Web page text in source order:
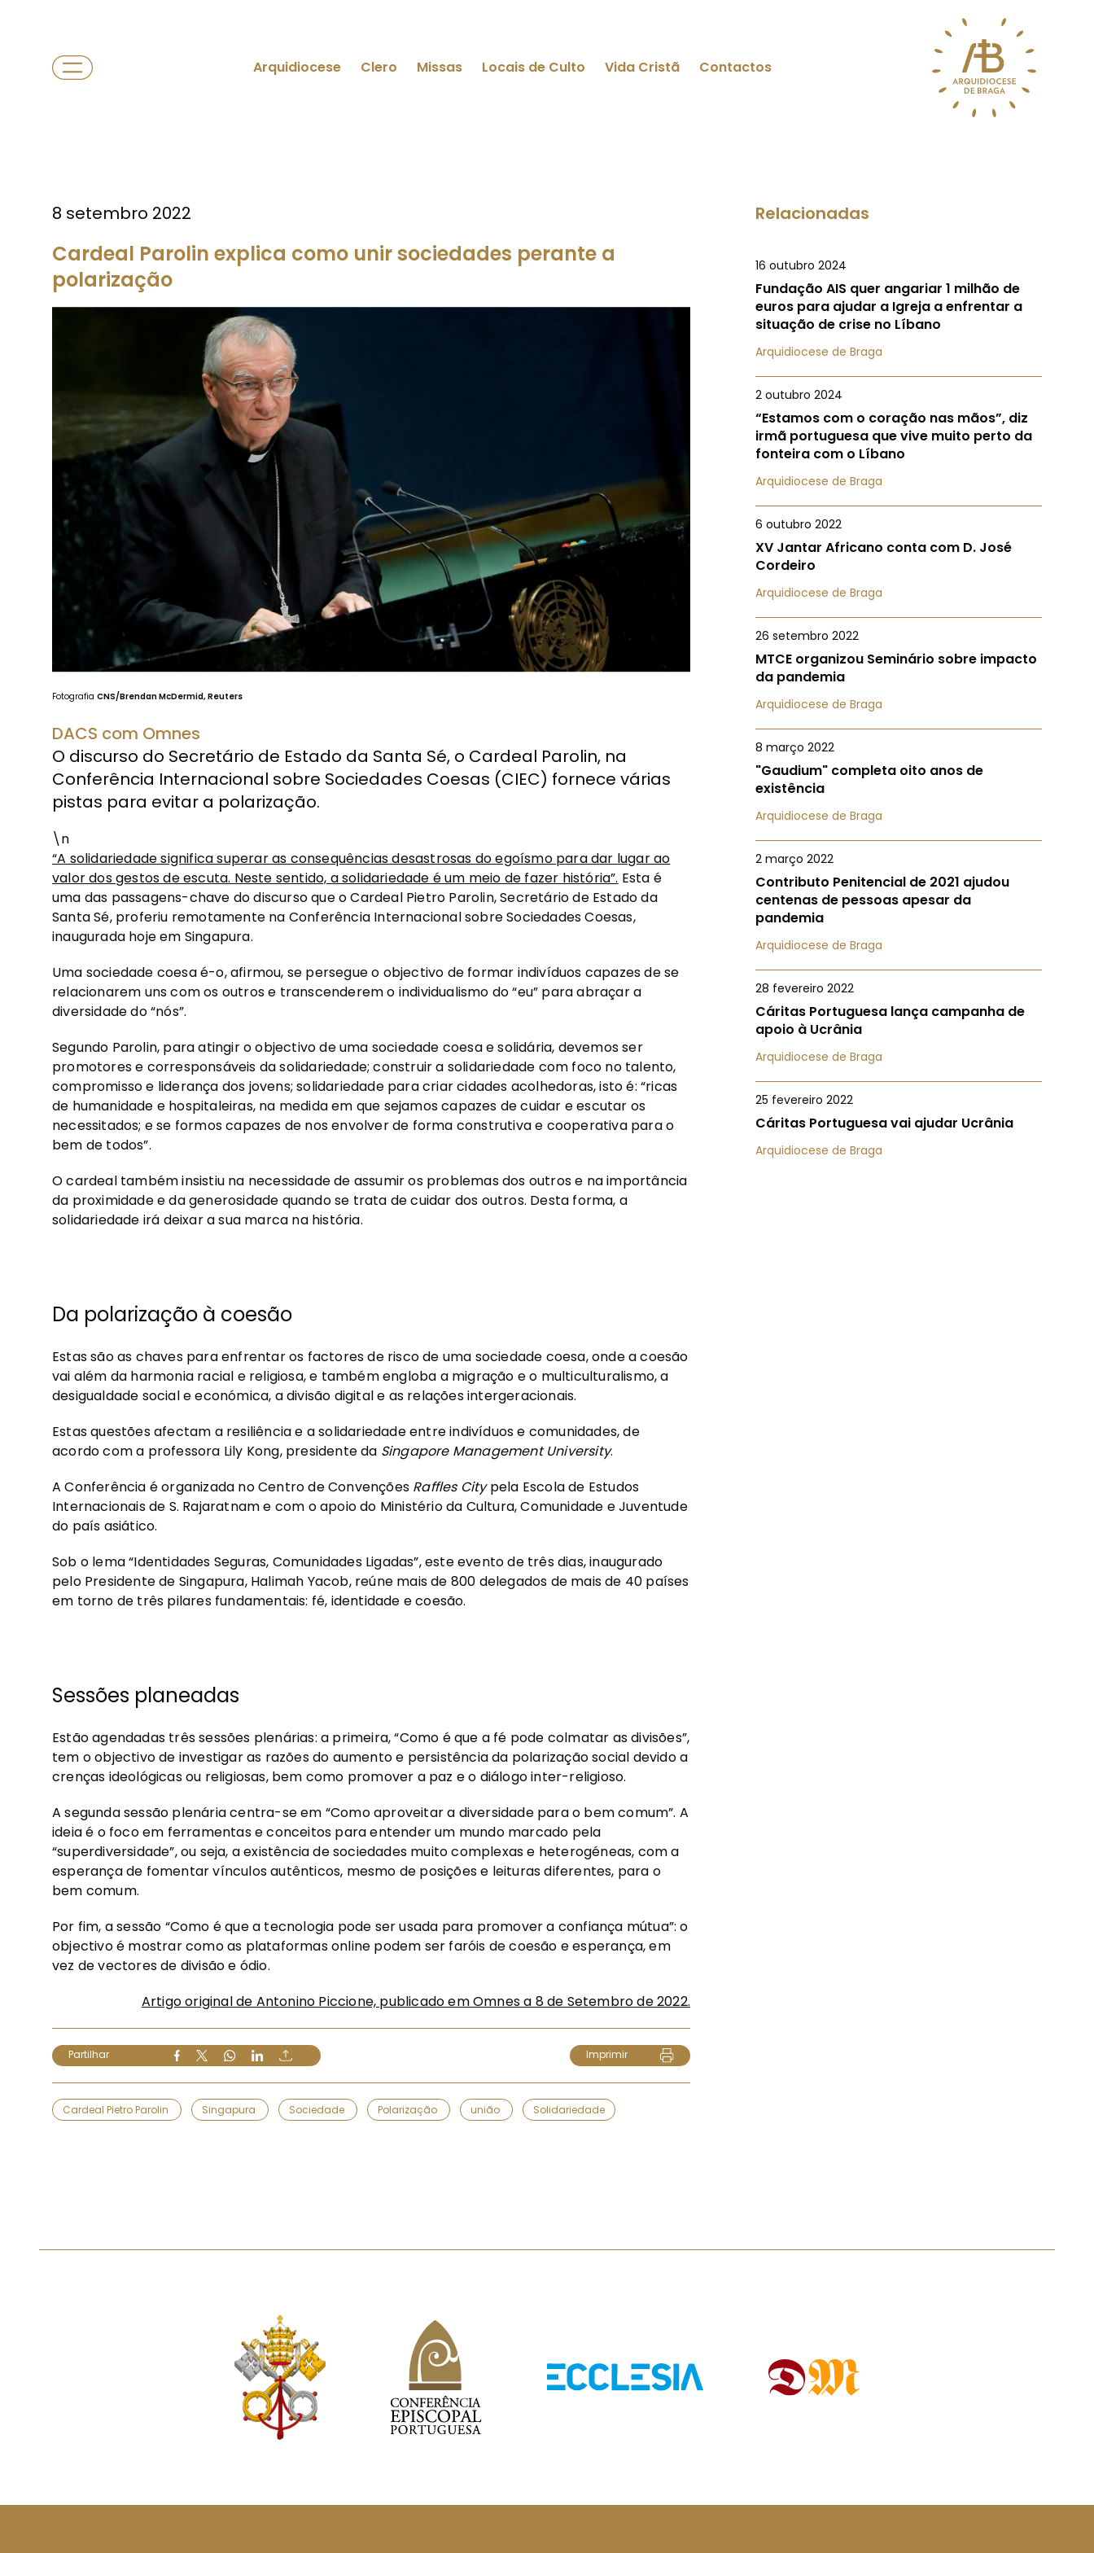
Arquidiocese Clero Missas Locais de Culto Vida Cristã Contactos
8 setembro 2022
Cardeal Parolin explica como unir sociedades perante a
polarização
Fotografia CNS/Brendan McDermid, Reuters
DACS com Omnes
O discurso do Secretário de Estado da Santa Sé, o Cardeal Parolin, na
Conferência Internacional sobre Sociedades Coesas (CIEC) fornece várias
pistas para evitar a polarização.
\n
“A solidariedade significa superar as consequências desastrosas do egoísmo para dar lugar ao
valor dos gestos de escuta. Neste sentido, a solidariedade é um meio de fazer história”. Esta é
uma das passagens-chave do discurso que o Cardeal Pietro Parolin, Secretário de Estado da
Santa Sé, proferiu remotamente na Conferência Internacional sobre Sociedades Coesas,
inaugurada hoje em Singapura.
Uma sociedade coesa é-o, afirmou, se persegue o objectivo de formar indivíduos capazes de se
relacionarem uns com os outros e transcenderem o individualismo do “eu” para abraçar a
diversidade do “nós”.
Segundo Parolin, para atingir o objectivo de uma sociedade coesa e solidária, devemos ser
promotores e corresponsáveis ​​da solidariedade; construir a solidariedade com foco no talento,
compromisso e liderança dos jovens; solidariedade para criar cidades acolhedoras, isto é: “ricas
de humanidade e hospitaleiras, na medida em que sejamos capazes de cuidar e escutar os
necessitados; e se formos capazes de nos envolver de forma construtiva e cooperativa para o
bem de todos”.
O cardeal também insistiu na necessidade de assumir os problemas dos outros e na importância
da proximidade e da generosidade quando se trata de cuidar dos outros. Desta forma, a
solidariedade irá deixar a sua marca na história.
Da polarização à coesão
Estas são as chaves para enfrentar os factores de risco de uma sociedade coesa, onde a coesão
vai além da harmonia racial e religiosa, e também engloba a migração e o multiculturalismo, a
desigualdade social e económica, a divisão digital e as relações intergeracionais.
Estas questões afectam a resiliência e a solidariedade entre indivíduos e comunidades, de
acordo com a professora Lily Kong, presidente da Singapore Management University.
A Conferência é organizada no Centro de Convenções Raffles Citypela Escola de Estudos
Internacionais de S. Rajaratnam e com o apoio do Ministério da Cultura, Comunidade e Juventude
do país asiático.
Sob o lema “Identidades Seguras, Comunidades Ligadas”, este evento de três dias, inaugurado
pelo Presidente de Singapura, Halimah Yacob, reúne mais de 800 delegados de mais de 40 países
em torno de três pilares fundamentais: fé, identidade e coesão.
Sessões planeadas
Estão agendadas três sessões plenárias: a primeira, “Como é que a fé pode colmatar as divisões”,
tem o objectivo de investigar as razões do aumento e persistência da polarização social devido a
crenças ideológicas ou religiosas, bem como promover a paz e o diálogo inter-religioso.
A segunda sessão plenária centra-se em “Como aproveitar a diversidade para o bem comum”. A
ideia é o foco em ferramentas e conceitos para entender um mundo marcado pela
“superdiversidade”, ou seja, a existência de sociedades muito complexas e heterogéneas, com a
esperança de fomentar vínculos autênticos, mesmo de posições e leituras diferentes, para o
bem comum.
Por fim, a sessão “Como é que a tecnologia pode ser usada para promover a confiança mútua”: o
objectivo é mostrar como as plataformas online podem ser faróis de coesão e esperança, em
vez de vectores de divisão e ódio.
Artigo original de Antonino Piccione, publicado em Omnes a 8 de Setembro de 2022.
Partilhar Imprimir
Cardeal Pietro Parolin Singapura Sociedade Polarização união Solidariedade
Relacionadas
16 outubro 2024
Fundação AIS quer angariar 1 milhão de
euros para ajudar a Igreja a enfrentar a
situação de crise no Líbano
Arquidiocese de Braga
2 outubro 2024
“Estamos com o coração nas mãos”, diz
irmã portuguesa que vive muito perto da
fonteira com o Líbano
Arquidiocese de Braga
6 outubro 2022
XV Jantar Africano conta com D. José
Cordeiro
Arquidiocese de Braga
26 setembro 2022
MTCE organizou Seminário sobre impacto
da pandemia
Arquidiocese de Braga
8 março 2022
"Gaudium" completa oito anos de
existência
Arquidiocese de Braga
2 março 2022
Contributo Penitencial de 2021 ajudou
centenas de pessoas apesar da
pandemia
Arquidiocese de Braga
28 fevereiro 2022
Cáritas Portuguesa lança campanha de
apoio à Ucrânia
Arquidiocese de Braga
25 fevereiro 2022
Cáritas Portuguesa vai ajudar Ucrânia
Arquidiocese de Braga